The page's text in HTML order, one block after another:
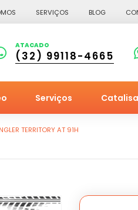
SERVIÇOS BLOG
ATACADO
(32) 99118-4665
Serviços
TERRITORY AT 91H